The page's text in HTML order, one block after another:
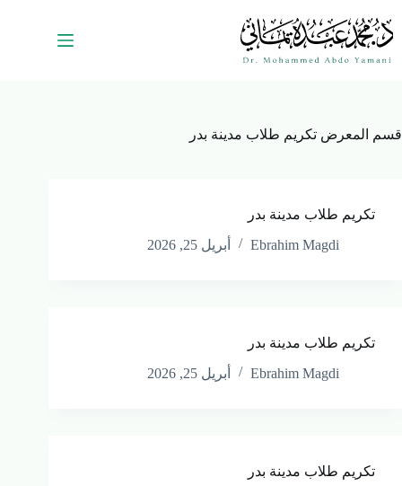
قسم المعرض تكريم طلاب مدينة بدر
تكريم طلاب مدينة بدر
Ebrahim Magdi
أبريل 25, 2026
تكريم طلاب مدينة بدر
Ebrahim Magdi
أبريل 25, 2026
تكريم طلاب مدينة بدر